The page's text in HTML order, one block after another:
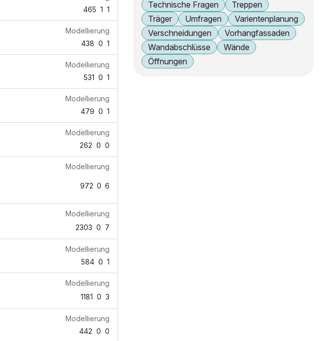
465 1 1
Modellierung
438 0 1
Modellierung
531 0 1
Modellierung
479 0 1
Modellierung
262 0 0
Modellierung
972 0 6
Modellierung
2303 0 7
Modellierung
584 0 1
Modellierung
1181 0 3
Modellierung
442 0 0
Technische Fragen
Treppen
Träger
Umfragen
Varientenplanung
Verschneidungen
Vorhangfassaden
Wandabschlüsse
Wände
Öffnungen